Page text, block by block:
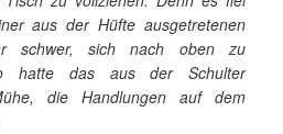
aus der Hüfte ausgetretenen
schwer, sich nach oben zu
hatte das aus der Schulter
die Handlungen auf dem